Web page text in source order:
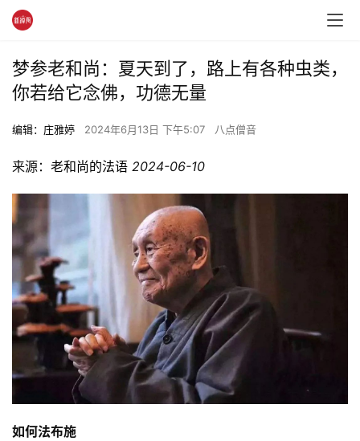
梦参老和尚：夏天到了，路上有各种虫类，
你若给它念佛，功德无量
编辑：庄雅婷 2024年6月13日 下午5:07 八点僧音
来源： 老和尚的法语 2024-06-10
如何法布施